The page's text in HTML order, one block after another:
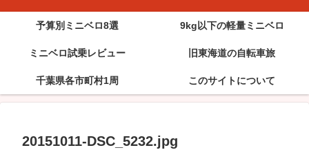
予算別ミニベロ8選 9kg以下の軽量ミニベロ
ミニベロ試乗レビュー 旧東海道の自転車旅
千葉県各市町村1周 このサイトについて
20151011-DSC_5232.jpg